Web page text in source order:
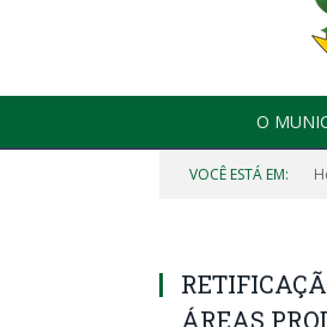
O
VOCÊ ESTÁ EM:
ÁREAS